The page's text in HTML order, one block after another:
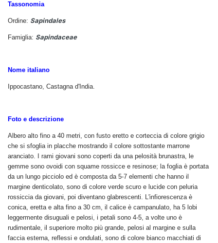
Tassonomia
Ordine: Sapindales
Famiglia: Sapindaceae
Nome italiano
Ippocastano, Castagna d'India.
Foto e descrizione
Albero alto fino a 40 metri, con fusto eretto e corteccia di colore grigio
che si sfoglia in placche mostrando il colore sottostante marrone
aranciato. I rami giovani sono coperti da una pelosità brunastra, le
gemme sono ovoidi con squame rossicce e resinose; la foglia è portata
da un lungo picciolo ed è composta da 5-7 elementi che hanno il
margine denticolato, sono di colore verde scuro e lucide con peluria
rossiccia da giovani, poi diventano glabrescenti. L'infiorescenza è
conica, eretta e alta fino a 30 cm, il calice è campanulato, ha 5 lobi
leggermente disuguali e pelosi, i petali sono 4-5, a volte uno è
rudimentale, il superiore molto più grande, pelosi al margine e sulla
faccia esterna, reflessi e ondulati, sono di colore bianco macchiati di